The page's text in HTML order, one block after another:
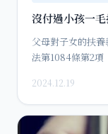
沒付過小孩一
父母對子女的扶
法第1084條第2項
2024.12.19